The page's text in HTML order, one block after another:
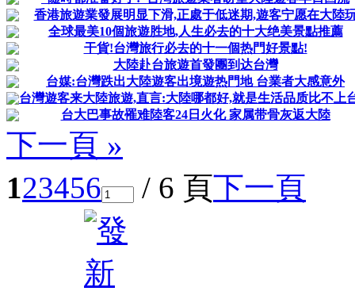
香港旅遊業發展明显下滑,正處于低迷期,遊客宁愿在大陸
全球最美10個旅遊胜地,人生必去的十大绝美景點推薦
干貨!台灣旅行必去的十一個热門好景點!
大陸赴台旅遊首發團到达台灣
台媒:台灣跌出大陸遊客出境遊热門地 台業者大感意外
台灣遊客来大陸旅遊,直言:大陸哪都好,就是生活品质比不上
台大巴事故罹难陸客24日火化 家属带骨灰返大陸
下一頁 »
123456 / 6 頁下一頁